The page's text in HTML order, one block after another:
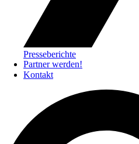
Presseberichte
Partner werden!
Kontakt